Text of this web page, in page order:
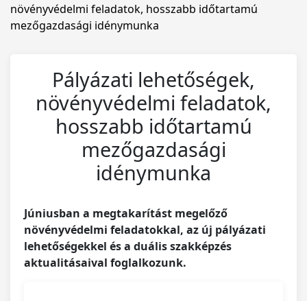
növényvédelmi feladatok, hosszabb időtartamú
mezőgazdasági idénymunka
Pályázati lehetőségek,
növényvédelmi feladatok,
hosszabb időtartamú
mezőgazdasági
idénymunka
Júniusban a megtakarítást megelőző
növényvédelmi feladatokkal, az új pályázati
lehetőségekkel és a duális szakképzés
aktualitásaival foglalkozunk.